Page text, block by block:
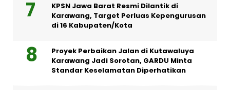
KPSN Jawa Barat Resmi Dilantik di
Karawang, Target Perluas Kepengurusan
di 16 Kabupaten/Kota
Proyek Perbaikan Jalan di Kutawaluya
Karawang Jadi Sorotan, GARDU Minta
Standar Keselamatan Diperhatikan